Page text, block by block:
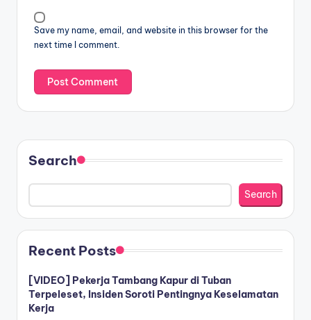
Save my name, email, and website in this browser for the
next time I comment.
Search
Search
Recent Posts
[VIDEO] Pekerja Tambang Kapur di Tuban
Terpeleset, Insiden Soroti Pentingnya Keselamatan
Kerja